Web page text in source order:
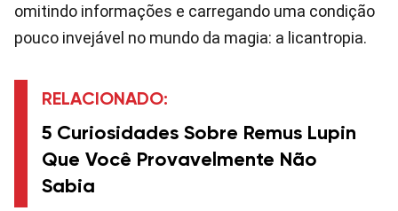
omitindo informações e carregando uma condição
pouco invejável no mundo da magia: a licantropia.
RELACIONADO:
5 Curiosidades Sobre Remus Lupin
Que Você Provavelmente Não
Sabia